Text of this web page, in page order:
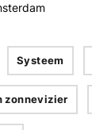
Systeem
zonnevizier